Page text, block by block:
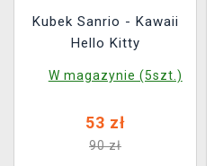
Kubek Sanrio - Kawaii
Hello Kitty
W magazynie (5szt.)
53 zł
90 zł